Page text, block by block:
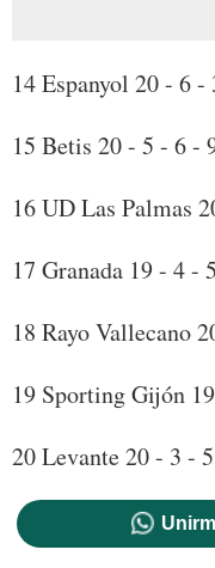
14 Espanyol 20 - 6
15 Betis 20 - 5 - 6 -
16 UD Las Palmas
17 Granada 19 - 4 -
18 Rayo Vallecano
19 Sporting Gijón
20 Levante 20 - 3 -